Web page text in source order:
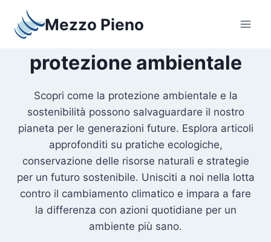
contenuto
Mezzo Pieno
protezione ambientale
Scopri come la protezione ambientale e la
sostenibilità possono salvaguardare il nostro
pianeta per le generazioni future. Esplora articoli
approfonditi su pratiche ecologiche,
conservazione delle risorse naturali e strategie
per un futuro sostenibile. Unisciti a noi nella lotta
contro il cambiamento climatico e impara a fare
la differenza con azioni quotidiane per un
ambiente più sano.